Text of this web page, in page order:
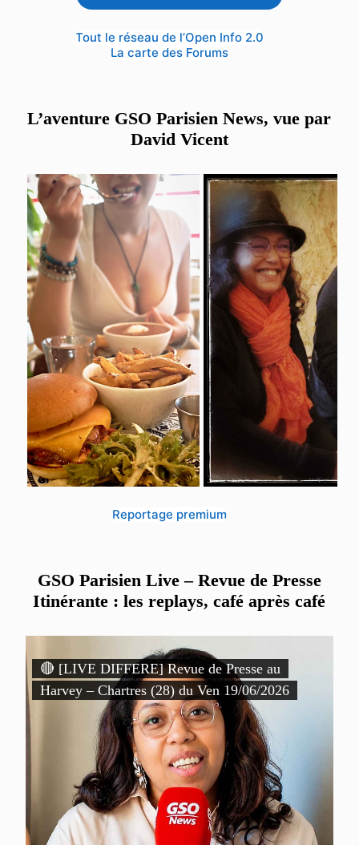
Tout le réseau de l’Open Info 2.0
La carte des Forums
L’aventure GSO Parisien News, vue par
David Vicent
Reportage premium
GSO Parisien Live – Revue de Presse
Itinérante : les replays, café après café
🔴 [LIVE DIFFERE] Revue de Presse au
Harvey – Chartres (28) du Ven 19/06/2026